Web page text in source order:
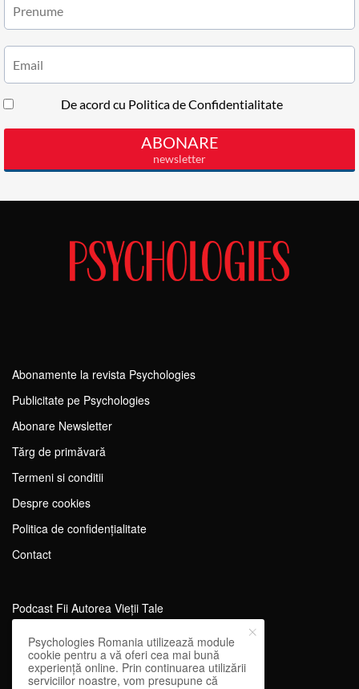
Abonamente la revista Psychologies
Publicitate pe Psychologies
Abonare Newsletter
Tărg de primăvară
Termeni si conditii
Despre cookies
Politica de confidențialitate
Contact
Podcast Fii Autorea Vieții Tale
Evenimente Fii Autoarea Vieții Tale!
SportEdu
Antrenament Mental pentru Sportivi
Psychologies Romania utilizează module
cookie pentru a vă oferi cea mai bună
experiență online. Prin continuarea utilizării
serviciilor noastre, vom presupune că